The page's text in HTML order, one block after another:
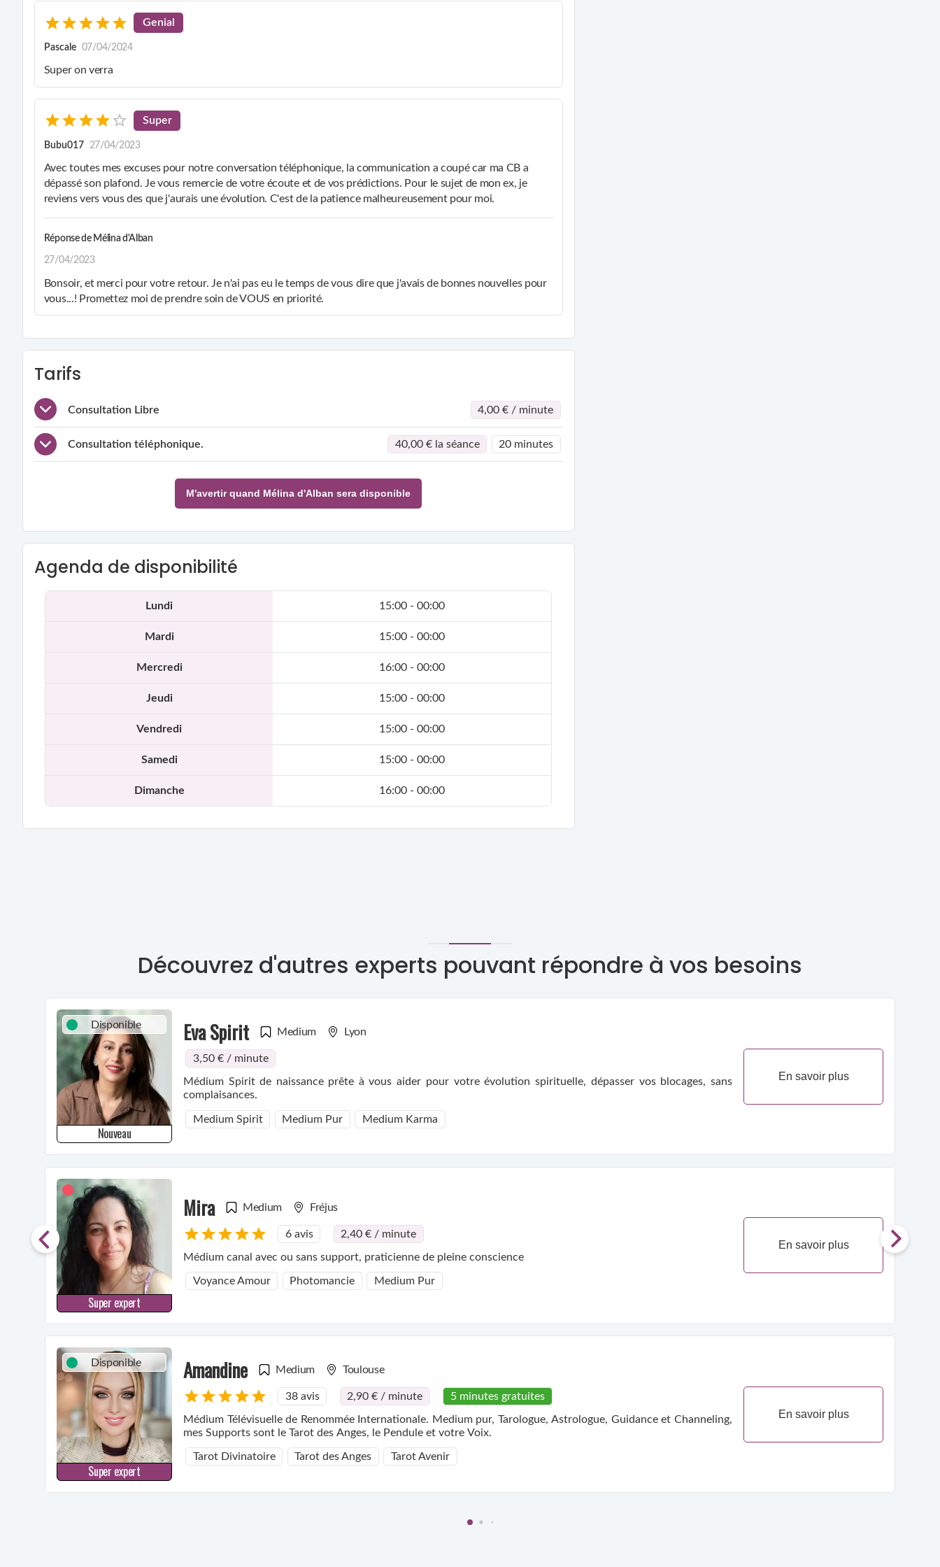
pouvez me contacter à tout moment pour répondre à vos questions ou pour approfondir un sujet qui vous tient
à cœur. Je peux aborder des sujets variés tels que l'amour, le travail, les finances, les relations et la famille, et
fournir des réponses brèves ou approfondies selon vos besoins.
Genial
Pascale 07/04/2024
Super on verra
Super
Bubu017 27/04/2023
Avec toutes mes excuses pour notre conversation téléphonique, la communication a coupé car ma CB a
dépassé son plafond. Je vous remercie de votre écoute et de vos prédictions. Pour le sujet de mon ex, je
reviens vers vous des que j'aurais une évolution. C'est de la patience malheureusement pour moi.
Réponse de Mélina d'Alban
27/04/2023
Bonsoir, et merci pour votre retour. Je n'ai pas eu le temps de vous dire que j'avais de bonnes nouvelles pour
vous...! Promettez moi de prendre soin de VOUS en priorité.
Tarifs
Consultation Libre 4,00 € / minute
Consultation téléphonique. 40,00 € la séance 20 minutes
M'avertir quand Mélina d'Alban sera disponible
Agenda de disponibilité
Lundi 15:00 - 00:00
Mardi 15:00 - 00:00
Mercredi 16:00 - 00:00
Jeudi 15:00 - 00:00
Vendredi 15:00 - 00:00
Samedi 15:00 - 00:00
Dimanche 16:00 - 00:00
Découvrez d'autres experts pouvant répondre à vos besoins
Disponible
Nouveau
Eva Spirit Medium Lyon
3,50 € / minute
Médium Spirit de naissance prête à vous aider pour votre évolution spirituelle, dépasser vos blocages, sans
complaisances.
Medium Spirit Medium Pur Medium Karma
En savoir plus
Super expert
Mira Medium Fréjus
6 avis 2,40 € / minute
Médium canal avec ou sans support, praticienne de pleine conscience
Voyance Amour Photomancie Medium Pur
En savoir plus
Disponible
Super expert
Amandine Medium Toulouse
38 avis 2,90 € / minute 5 minutes gratuites
Médium Télévisuelle de Renommée Internationale. Medium pur, Tarologue, Astrologue, Guidance et Channeling,
mes Supports sont le Tarot des Anges, le Pendule et votre Voix.
Tarot Divinatoire Tarot des Anges Tarot Avenir
En savoir plus